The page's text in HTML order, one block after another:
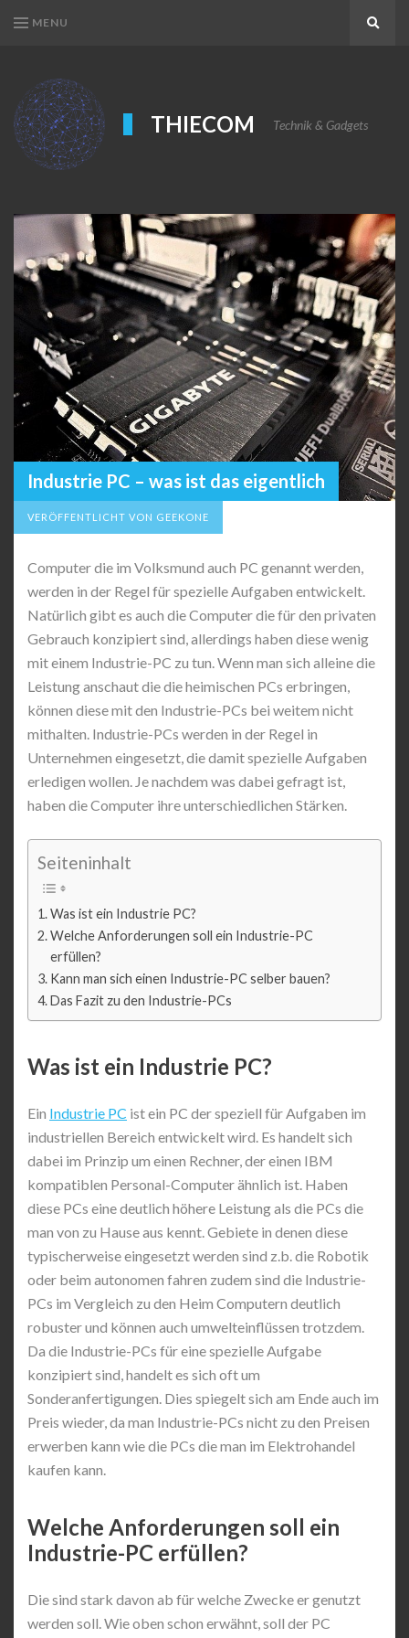
MENU
THIECOM Technik & Gadgets
Industrie PC – was ist das eigentlich
VERÖFFENTLICHT VON GEEKONE
Computer die im Volksmund auch PC genannt werden,
werden in der Regel für spezielle Aufgaben entwickelt.
Natürlich gibt es auch die Computer die für den privaten
Gebrauch konzipiert sind, allerdings haben diese wenig
mit einem Industrie-PC zu tun. Wenn man sich alleine die
Leistung anschaut die die heimischen PCs erbringen,
können diese mit den Industrie-PCs bei weitem nicht
mithalten. Industrie-PCs werden in der Regel in
Unternehmen eingesetzt, die damit spezielle Aufgaben
erledigen wollen. Je nachdem was dabei gefragt ist,
haben die Computer ihre unterschiedlichen Stärken.
Seiteninhalt
Was ist ein Industrie PC?
Welche Anforderungen soll ein Industrie-PC
erfüllen?
Kann man sich einen Industrie-PC selber bauen?
Das Fazit zu den Industrie-PCs
Was ist ein Industrie PC?
Ein Industrie PC ist ein PC der speziell für Aufgaben im
industriellen Bereich entwickelt wird. Es handelt sich
dabei im Prinzip um einen Rechner, der einen IBM
kompatiblen Personal-Computer ähnlich ist. Haben
diese PCs eine deutlich höhere Leistung als die PCs die
man von zu Hause aus kennt. Gebiete in denen diese
typischerweise eingesetzt werden sind z.b. die Robotik
oder beim autonomen fahren zudem sind die Industrie-
PCs im Vergleich zu den Heim Computern deutlich
robuster und können auch umwelteinflüssen trotzdem.
Da die Industrie-PCs für eine spezielle Aufgabe
konzipiert sind, handelt es sich oft um
Sonderanfertigungen. Dies spiegelt sich am Ende auch im
Preis wieder, da man Industrie-PCs nicht zu den Preisen
erwerben kann wie die PCs die man im Elektrohandel
kaufen kann.
Welche Anforderungen soll ein
Industrie-PC erfüllen?
Die sind stark davon ab für welche Zwecke er genutzt
werden soll. Wie oben schon erwähnt, soll der PC